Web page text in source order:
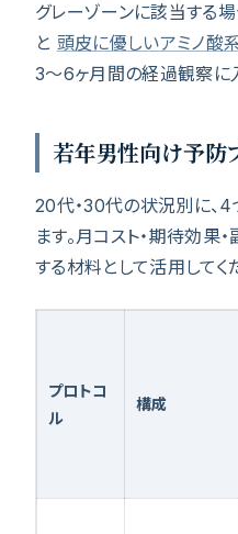
グレーゾーンに該当する場
と 頭皮に優しいアミノ酸
3〜6ヶ月間の経過観察に
若年男性向け予防
20代・30代の状況別に、
ます。月コスト・期待効果
する材料として活用してく
プロトコ
ル
構成